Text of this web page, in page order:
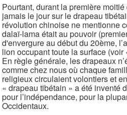
Pourtant, durant la première
jamais le jour sur le drapeau
révolution chinoise ne mentionne
dalaï-lama était au pouvoir
d'envergure au début du 20ème,
lion occupant toute la surface
En règle générale, les drapeaux
comme chez nous où chaque
religieux circulaient volontiers et
« drapeau tibétain » a été inventé
pour l’indépendance, pour la
Occidentaux.